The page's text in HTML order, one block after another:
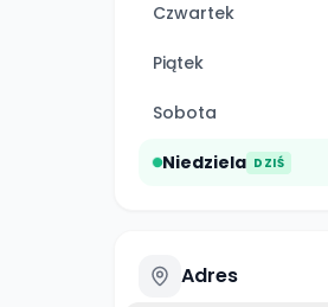
Czwartek
Piątek
Sobota
Niedziela DZIŚ
Adres